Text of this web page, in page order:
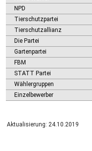
NPD
Tierschutzpartei
Tierschutzallianz
Die Partei
Gartenpartei
FBM
STATT Partei
Wählergruppen
Einzelbewerber
Aktualisierung: 24.10.2019